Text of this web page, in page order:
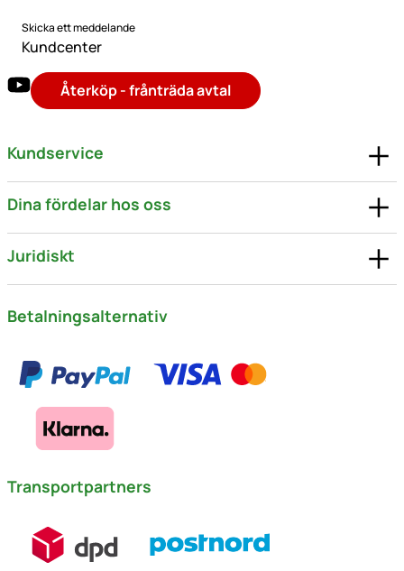
Skicka ett meddelande
Kundcenter
Återköp - frånträda avtal
Kundservice
Dina fördelar hos oss
Juridiskt
Betalningsalternativ
Transportpartners